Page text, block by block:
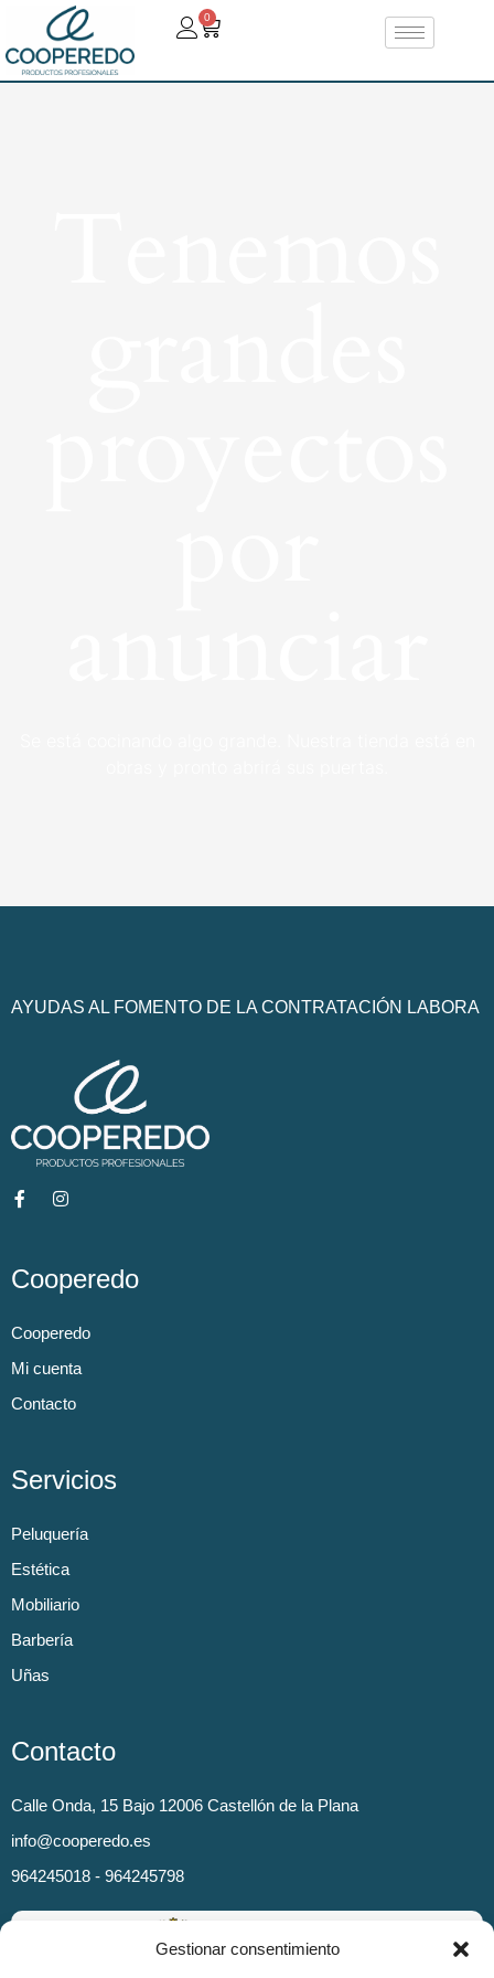
Gestionar consentimiento
0
AYUDAS AL FOMENTO DE LA CONTRATACIÓN LABORA
Cooperedo
Cooperedo
Mi cuenta
Contacto
Servicios
Peluquería
Estética
Mobiliario
Barbería
Uñas
Contacto
Calle Onda, 15 Bajo 12006 Castellón de la Plana
info@cooperedo.es
964245018 - 964245798